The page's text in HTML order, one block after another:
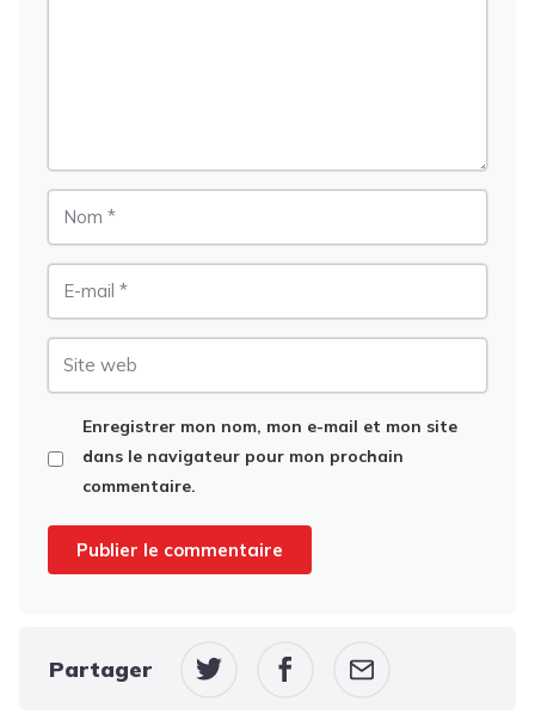
Enregistrer mon nom, mon e-mail et mon site
dans le navigateur pour mon prochain
commentaire.
Partager